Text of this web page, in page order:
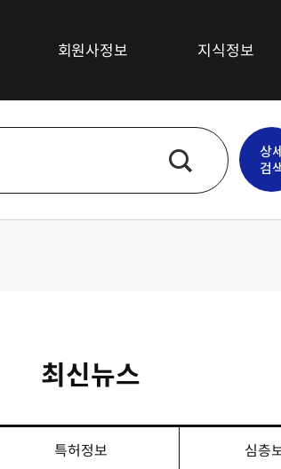
회원사정보 지식정보
최신뉴스
기술/시장동향
특허정보
심층보고서
상
검
최신뉴스
특허정보 심층